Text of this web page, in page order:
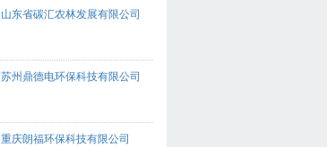
山东省碳汇农林发展有限公司
苏州鼎德电环保科技有限公司
重庆朗福环保科技有限公司